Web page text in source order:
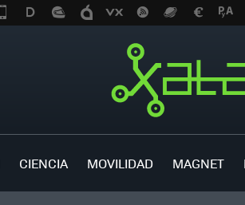
CIENCIA MOVILIDAD MAGNET